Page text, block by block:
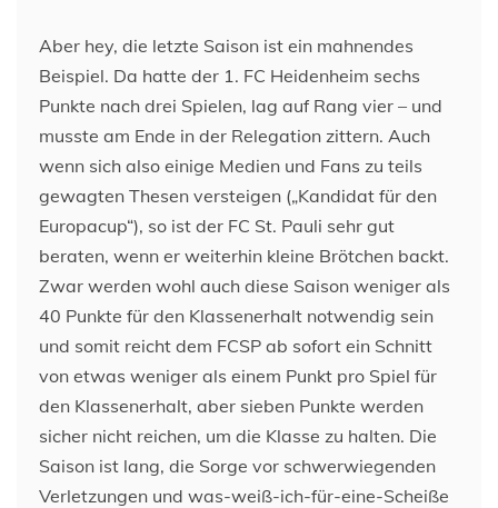
Aber hey, die letzte Saison ist ein mahnendes
Beispiel. Da hatte der 1. FC Heidenheim sechs
Punkte nach drei Spielen, lag auf Rang vier – und
musste am Ende in der Relegation zittern. Auch
wenn sich also einige Medien und Fans zu teils
gewagten Thesen versteigen („Kandidat für den
Europacup“), so ist der FC St. Pauli sehr gut
beraten, wenn er weiterhin kleine Brötchen backt.
Zwar werden wohl auch diese Saison weniger als
40 Punkte für den Klassenerhalt notwendig sein
und somit reicht dem FCSP ab sofort ein Schnitt
von etwas weniger als einem Punkt pro Spiel für
den Klassenerhalt, aber sieben Punkte werden
sicher nicht reichen, um die Klasse zu halten. Die
Saison ist lang, die Sorge vor schwerwiegenden
Verletzungen und was-weiß-ich-für-eine-Scheiße